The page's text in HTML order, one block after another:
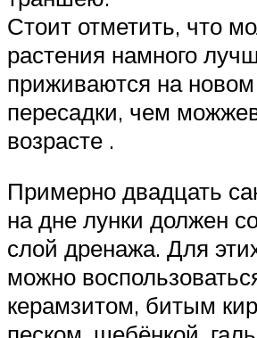
Стоит отметить, что
растения намного
приживаются на
пересадки, чем
возрасте .
Примерно двадцать
на дне лунки должен
слой дренажа. Для
можно
керамзитом, битым